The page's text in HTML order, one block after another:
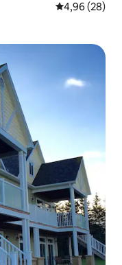
4,96 av 5 i
4,96 (28)